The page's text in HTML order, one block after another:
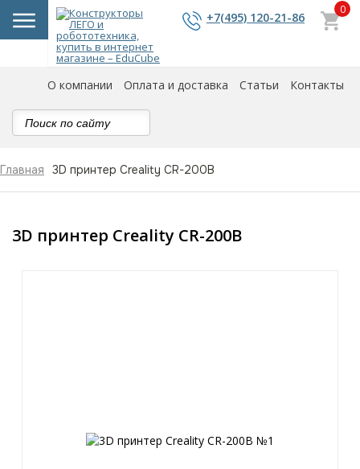
+7(495) 120-21-86
0
О компании Оплата и доставка Статьи Контакты
Главная 3D принтер Creality CR-200B
3D принтер Creality CR-200B